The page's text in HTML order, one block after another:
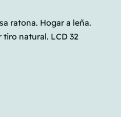
ratona. Hogar a leña.
tiro natural. LCD 32